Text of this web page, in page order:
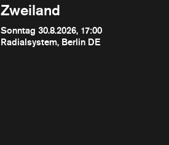
Zweiland
Sonntag 30.8.2026, 17:00
Radialsystem, Berlin DE